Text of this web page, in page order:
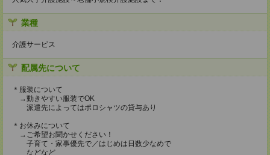
業種
介護サービス
配属先について
＊服装について
→動きやすい服装でOK
派遣先によってはポロシャツの貸与あり
＊お休みについて
→ご希望お聞かせください！
子育て・家事優先で／はじめは日数少なめで
などなど